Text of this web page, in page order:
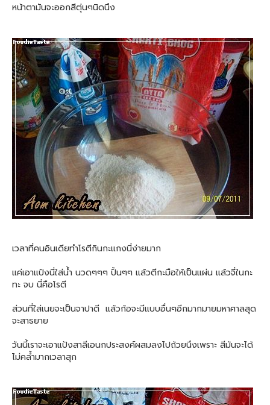
หน้าตามันจะออกสีตุ่นๆนิดนึง
เวลาที่คนอินเดียทำโรตีกินกะแกงนี่ง่ายมาก
แค่เอาแป้งนี่ใส่น้ำ นวดๆๆๆ ปั้นๆๆ แล้วตีกะมือให้เป็นแผ่น แล้วจี่ในกะ
ทะ จบ นี่คือโรตี
ส่วนที่ใส่เนยจะเป็นจาปาตี แล้วก้อจะมีแบบอื่นๆอีกมากมายมหาศาลสุด
จะสาธยาย
วันนี้เราจะเอาแป้งสาลีเอนกประสงค์ผสมลงไปถ้วยนึงเพราะ สีมันจะได้
ไม่คล้ำมากเวลาสุก